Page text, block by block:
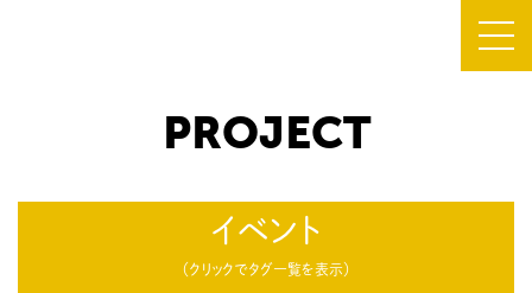
TOP
about CAMOCY
PROJECT
PROJECT
イベント
（クリックでタグ一覧を表示）